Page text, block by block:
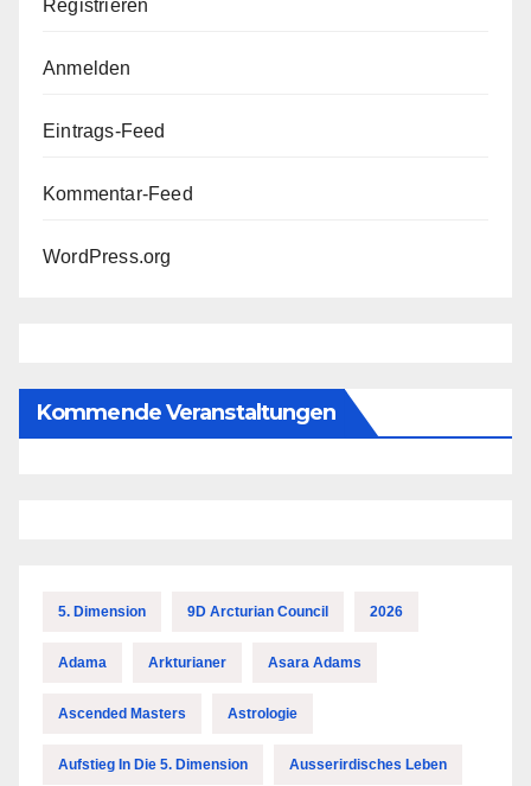
Registrieren
Anmelden
Eintrags-Feed
Kommentar-Feed
WordPress.org
Kommende Veranstaltungen
5. Dimension 9D Arcturian Council 2026
Adama Arkturianer Asara Adams
Ascended Masters Astrologie
Aufstieg In Die 5. Dimension Ausserirdisches Leben